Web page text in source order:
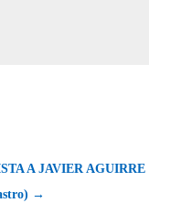
A JAVIER AGUIRRE
→